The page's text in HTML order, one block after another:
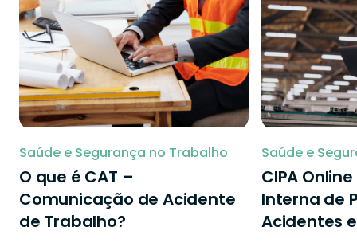
Saúde e Segurança no Trabalho
O que é CAT –
Comunicação de Acidente
de Trabalho?
Saúde e
CIPA
Interna de
Acidentes